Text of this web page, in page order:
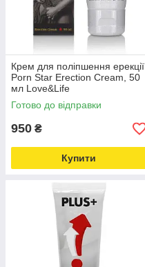
Крем для поліпшення ерекції
Porn Star Erection Cream, 50
мл Love&Life
Готово до відправки
950 ₴
Купити